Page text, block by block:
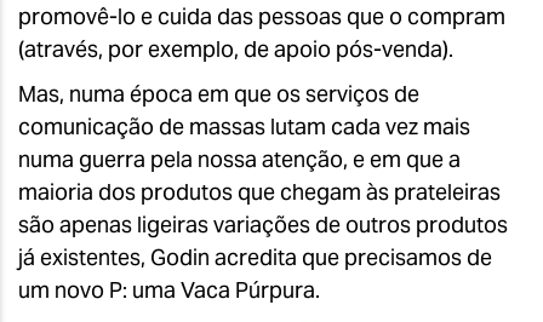
promovê-lo e cuida das pessoas que o compram
(através, por exemplo, de apoio pós-venda).
Mas, numa época em que os serviços de
comunicação de massas lutam cada vez mais
numa guerra pela nossa atenção, e em que a
maioria dos produtos que chegam às prateleiras
são apenas ligeiras variações de outros produtos
já existentes, Godin acredita que precisamos de
um novo P: uma Vaca Púrpura.